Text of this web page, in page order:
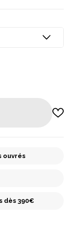
ouvrés
dès 390€